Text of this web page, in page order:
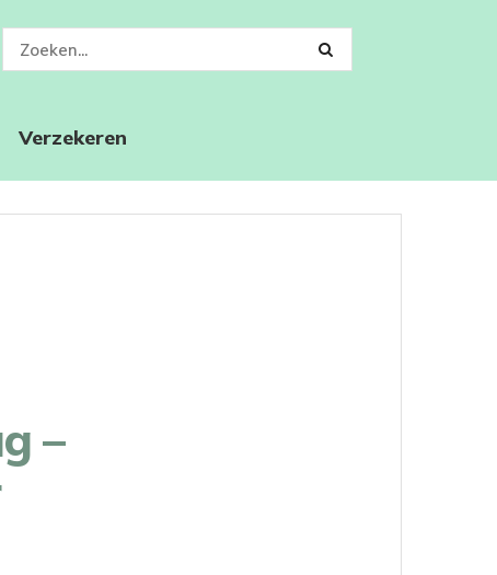
Verzekeren
–